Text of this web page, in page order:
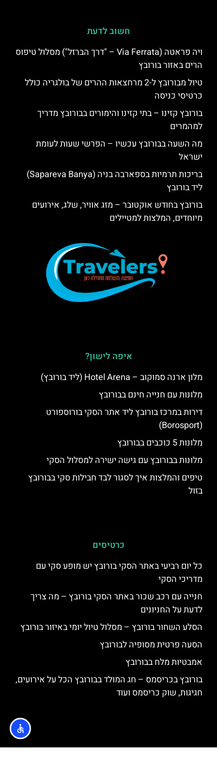
חשוב לדעת
ויה פראטה (Via Ferrata – "דרך הברזל") מסלול טיפוס
הרים באזור בורובץ
טיול מבורובץ ל-2 מרחצאות ההרים של בולגריה כולל
כרטיסי כניסה
בורובץ קזינו – בתי קזינו והימורים בבורובץ מדריך
למהמרים
מה השעה בבורובץ עכשיו – הפרשי שעות לעומת
ישראל
בריכות תרמיות בספארבה בניה (Sapareva Banya)
ליד בורובץ
בורובץ בחודש אוקטובר – מזג אוויר, שלג, אירועים
מיוחדים, המלצות למטיילים
איפה לישון?
מלון ארנה סמוקוב – Hotel Arena (ליד בורובץ)
מלונות עם חנייה חינם בבורובץ
דירות במרכז בורובץ ליד אתר הסקי בורוספורט
(Borosport)
מלונות 5 כוכבים בבורובץ
מלונות בבורובץ עם גישה ישירה למסלול הסקי
טיפים והמלצות איך לסגור לבד חבילות סקי בבורובץ
בזול
כרטיסים
כל יום רביעי באתר הסקי בורובץ יש מופע סקי עם
מדריכי הסקי
חנייה עם רכב שכור באתר הסקי בורובץ – מה צריך
לדעת על החניונים
הסלע השחור בורובץ – מסלול טיול יומי באיזור בורובץ
הסעה פרטית מסופיה לבורובץ
אמבטיות מלח בבורובץ
בורובץ בכריסמס – חג המולד בבורובץ הכל על אירועים,
חגיגות, שוק כריסמס ועוד